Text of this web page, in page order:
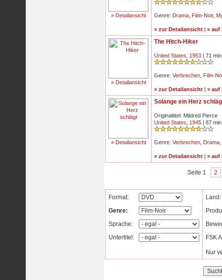
» Detailansicht Genre: Drama Film-Noir,
» zur Detailansicht | » auf
» Detailansicht
The Hitch-Hiker
United States 1953 | 71
Genre: Verbrechen Film-
» zur Detailansicht | » auf
» Detailansicht
Solange ein Herz
Originaltitel: Mildred Pierce
United States
1945 | 87
Genre: Verbrechen Drama
» zur Detailansicht | » auf
Seite 1 2
Format:
Genre:
Sprache:
Untertitel:
Land:
FSK
Nur